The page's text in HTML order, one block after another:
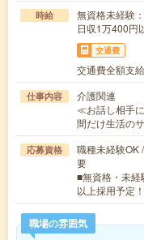
時給
無資格未経
日収1万400円
交通費
交通費全額支給
仕事内容
介護関連
≪お話し相手
間だけ生活の
応募資格
職種未経験OK
要
■無資格・未経
以上採用予定
職場の雰囲気